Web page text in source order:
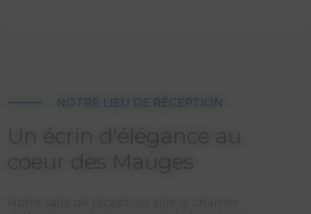
NOTRE LIEU DE RÉCEPTION
Un écrin d'élégance au
coeur des Mauges